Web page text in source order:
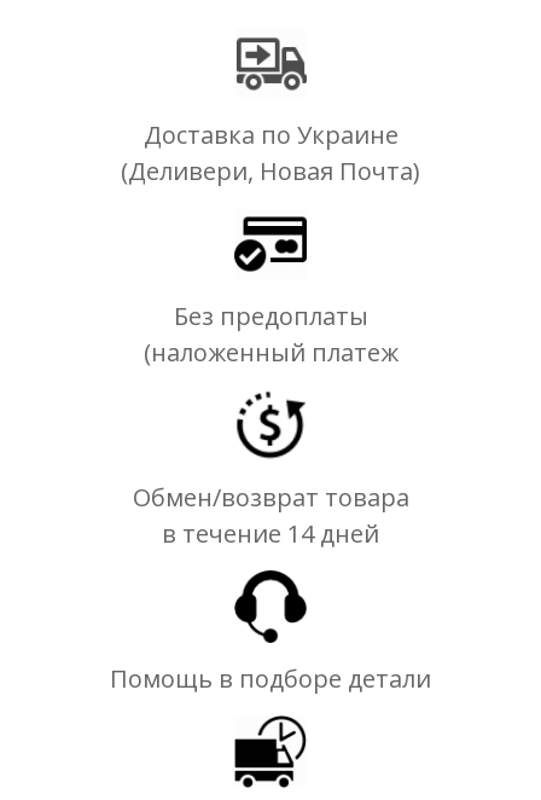
Доставка по Украине
(Деливери, Новая Почта)
Без предоплаты
(наложенный платеж
Обмен/возврат товара
в течение 14 дней
Помощь в подборе детали